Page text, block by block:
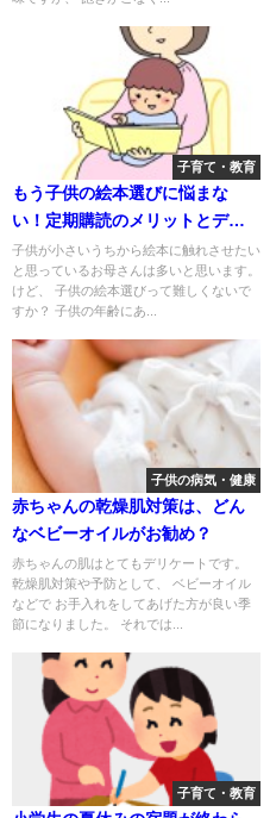
子育て・教育
もう子供の絵本選びに悩まな
い！定期購読のメリットとデメ
リットを解説！どんな定期購読
があるか紹介！
子供が小さいうちから絵本に触れさせたい
と思っているお母さんは多いと思います。
けど、 子供の絵本選びって難しくないで
すか？ 子供の年齢にあ...
子供の病気・健康
赤ちゃんの乾燥肌対策は、どん
なベビーオイルがお勧め？
赤ちゃんの肌はとてもデリケートです。
乾燥肌対策や予防として、 ベビーオイル
などで お手入れをしてあげた方が良い季
節になりました。 それでは...
子育て・教育